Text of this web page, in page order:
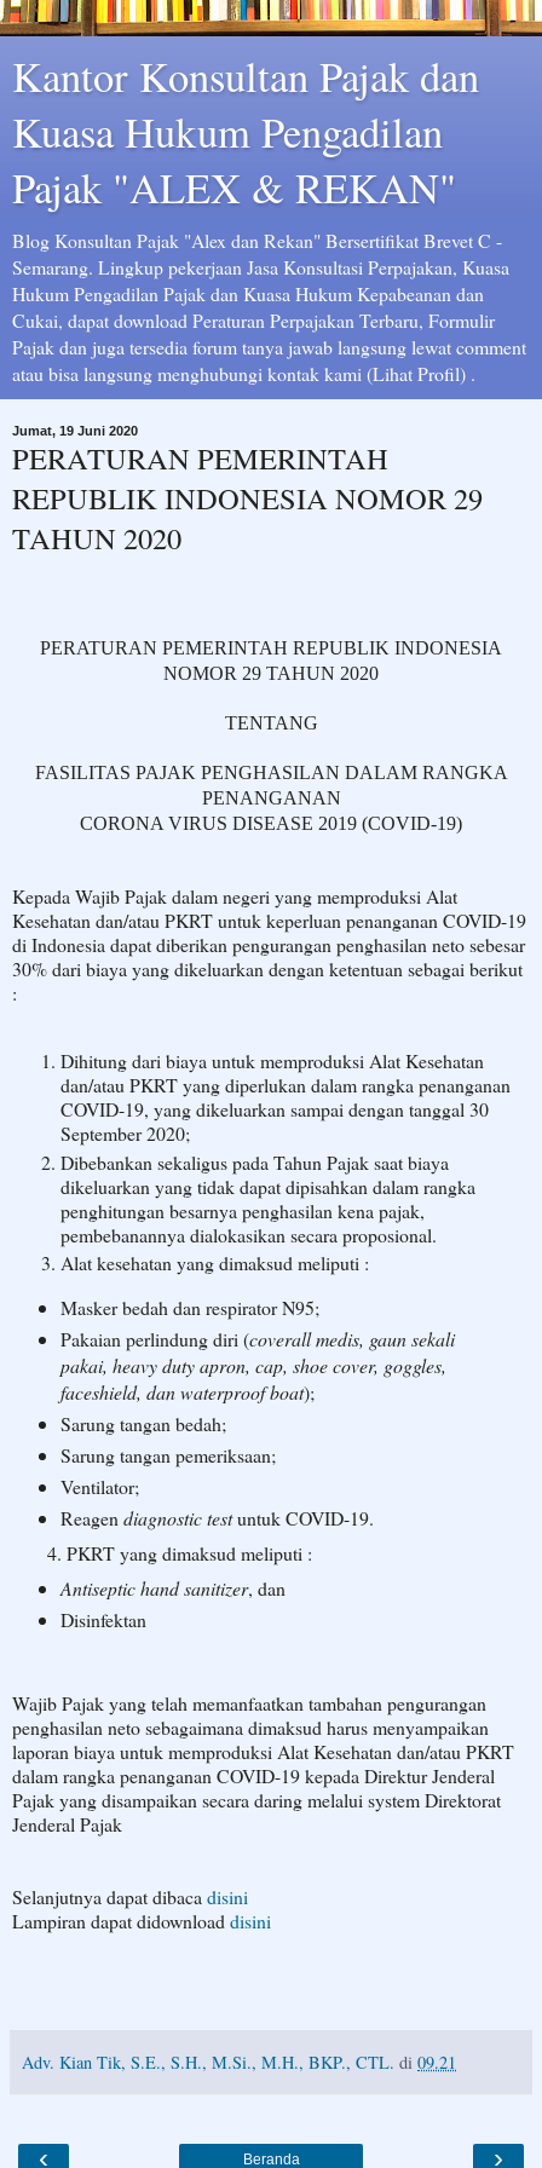
Kantor Konsultan Pajak dan
Kuasa Hukum Pengadilan
Pajak "ALEX & REKAN"
Blog Konsultan Pajak "Alex dan Rekan" Bersertifikat Brevet C -
Semarang. Lingkup pekerjaan Jasa Konsultasi Perpajakan, Kuasa
Hukum Pengadilan Pajak dan Kuasa Hukum Kepabeanan dan
Cukai, dapat download Peraturan Perpajakan Terbaru, Formulir
Pajak dan juga tersedia forum tanya jawab langsung lewat comment
atau bisa langsung menghubungi kontak kami (Lihat Profil) .
Jumat, 19 Juni 2020
PERATURAN PEMERINTAH
REPUBLIK INDONESIA NOMOR 29
TAHUN 2020
PERATURAN PEMERINTAH REPUBLIK INDONESIA
NOMOR 29 TAHUN 2020
TENTANG
FASILITAS PAJAK PENGHASILAN DALAM RANGKA
PENANGANAN
CORONA VIRUS DISEASE 2019 (COVID-19)
Kepada Wajib Pajak dalam negeri yang memproduksi Alat
Kesehatan dan/atau PKRT untuk keperluan penanganan COVID-19
di Indonesia dapat diberikan pengurangan penghasilan neto sebesar
30% dari biaya yang dikeluarkan dengan ketentuan sebagai berikut
:
Dihitung dari biaya untuk memproduksi Alat Kesehatan
dan/atau PKRT yang diperlukan dalam rangka penanganan
COVID-19, yang dikeluarkan sampai dengan tanggal 30
September 2020;
Dibebankan sekaligus pada Tahun Pajak saat biaya
dikeluarkan yang tidak dapat dipisahkan dalam rangka
penghitungan besarnya penghasilan kena pajak,
pembebanannya dialokasikan secara proposional.
Alat kesehatan yang dimaksud meliputi :
Masker bedah dan respirator N95;
Pakaian perlindung diri (coverall medis, gaun sekali
pakai, heavy duty apron, cap, shoe cover, goggles,
faceshield, dan waterproof boat);
Sarung tangan bedah;
Sarung tangan pemeriksaan;
Ventilator;
Reagen diagnostic testuntuk COVID-19.
4. PKRT yang dimaksud meliputi :
Antiseptic hand sanitizer, dan
Disinfektan
Wajib Pajak yang telah memanfaatkan tambahan pengurangan
penghasilan neto sebagaimana dimaksud harus menyampaikan
laporan biaya untuk memproduksi Alat Kesehatan dan/atau PKRT
dalam rangka penanganan COVID-19 kepada Direktur Jenderal
Pajak yang disampaikan secara daring melalui system Direktorat
Jenderal Pajak
Selanjutnya dapat dibaca disini
Lampiran dapat didownload disini
Adv. Kian Tik, S.E., S.H., M.Si., M.H., BKP., CTL. di 09.21
‹ ›
Beranda